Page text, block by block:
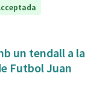
un tendall a la
Futbol Juan